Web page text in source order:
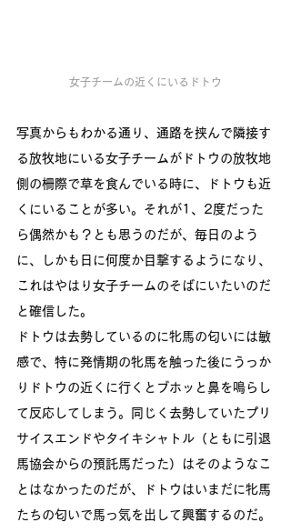
女子チームの近くにいるドトウ
写真からもわかる通り、通路を挟んで隣接す
る放牧地にいる女子チームがドトウの放牧地
側の柵際で草を食んでいる時に、ドトウも近
くにいることが多い。それが1、2度だった
ら偶然かも？とも思うのだが、毎日のよう
に、しかも日に何度か目撃するようになり、
これはやはり女子チームのそばにいたいのだ
と確信した。
ドトウは去勢しているのに牝馬の匂いには敏
感で、特に発情期の牝馬を触った後にうっか
りドトウの近くに行くとブホッと鼻を鳴らし
て反応してしまう。同じく去勢していたプリ
サイスエンドやタイキシャトル（ともに引退
馬協会からの預託馬だった）はそのようなこ
とはなかったのだが、ドトウはいまだに牝馬
たちの匂いで馬っ気を出して興奮するのだ。